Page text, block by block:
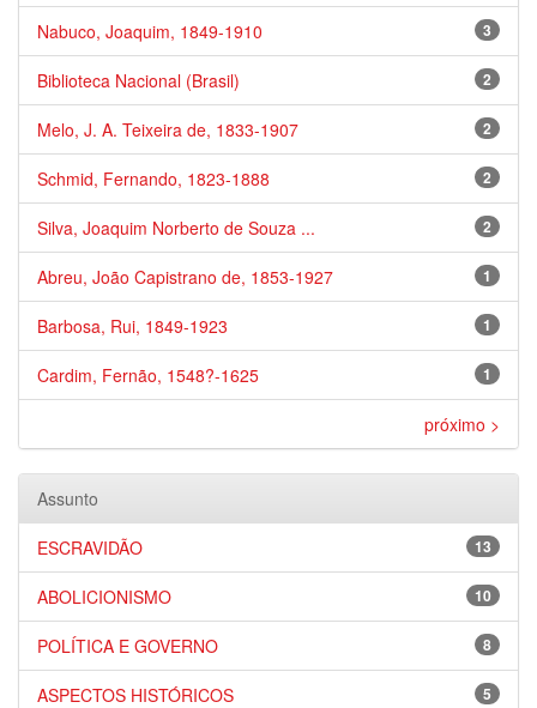
3
Nabuco, Joaquim, 1849-1910
2
Biblioteca Nacional (Brasil)
2
Melo, J. A. Teixeira de, 1833-1907
2
Schmid, Fernando, 1823-1888
2
Silva, Joaquim Norberto de Souza ...
1
Abreu, João Capistrano de, 1853-1927
1
Barbosa, Rui, 1849-1923
1
Cardim, Fernão, 1548?-1625
próximo >
Assunto
13
ESCRAVIDÃO
10
ABOLICIONISMO
8
POLÍTICA E GOVERNO
5
ASPECTOS HISTÓRICOS